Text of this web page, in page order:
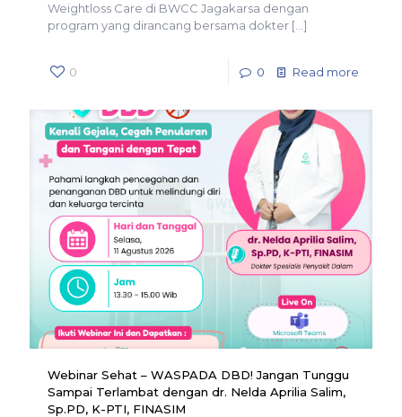
Weightloss Care di BWCC Jagakarsa dengan
program yang dirancang bersama dokter […]
0 0 Read more
Webinar Sehat – WASPADA DBD! Jangan Tunggu
Sampai Terlambat dengan dr. Nelda Aprilia Salim,
Sp.PD, K-PTI, FINASIM